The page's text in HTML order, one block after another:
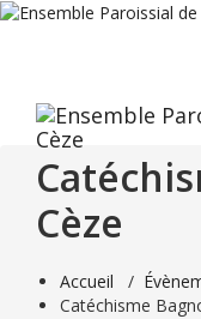
Aller
Cèze
Accueil /
Catéchisme